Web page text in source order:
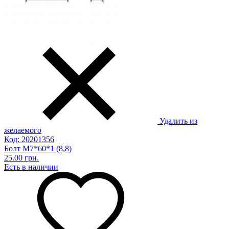
Удалить из
желаемого
Код: 20201356
Болт М7*60*1 (8,8)
25.00 грн.
Есть в наличии